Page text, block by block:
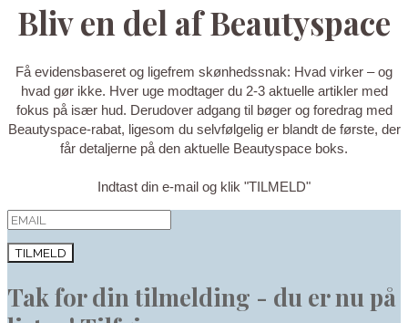
Bliv en del af Beautyspace
Få evidensbaseret og ligefrem skønhedssnak: Hvad virker – og
hvad gør ikke. Hver uge modtager du 2-3 aktuelle artikler med
fokus på især hud. Derudover adgang til bøger og foredrag med
Beautyspace-rabat, ligesom du selvfølgelig er blandt de første, der
får detaljerne på den aktuelle Beautyspace boks.
Indtast din e-mail og klik "TILMELD"
TILMELD
Tak for din tilmelding - du er nu på